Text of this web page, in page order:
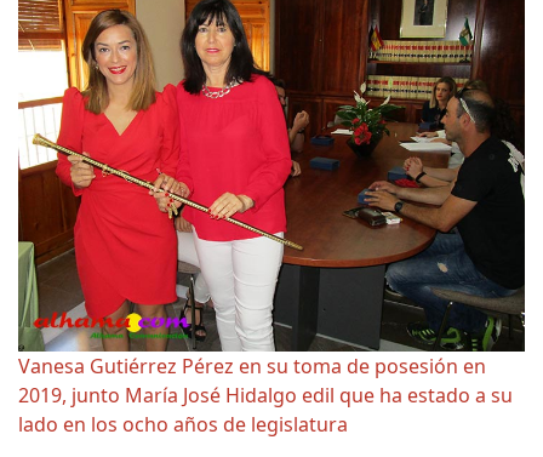
Vanesa Gutiérrez Pérez en su toma de posesión en
2019, junto María José Hidalgo edil que ha estado a su
lado en los ocho años de legislatura